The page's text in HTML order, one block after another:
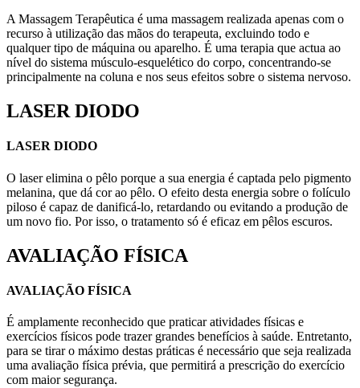
A Massagem Terapêutica é uma massagem realizada apenas com o
recurso à utilização das mãos do terapeuta, excluindo todo e
qualquer tipo de máquina ou aparelho. É uma terapia que actua ao
nível do sistema músculo-esquelético do corpo, concentrando-se
principalmente na coluna e nos seus efeitos sobre o sistema nervoso.
LASER DIODO
LASER DIODO
O laser elimina o pêlo porque a sua energia é captada pelo pigmento
melanina, que dá cor ao pêlo. O efeito desta energia sobre o folículo
piloso é capaz de danificá-lo, retardando ou evitando a produção de
um novo fio. Por isso, o tratamento só é eficaz em pêlos escuros.
AVALIAÇÃO FÍSICA
AVALIAÇÃO FÍSICA
É amplamente reconhecido que praticar atividades físicas e
exercícios físicos pode trazer grandes benefícios à saúde. Entretanto,
para se tirar o máximo destas práticas é necessário que seja realizada
uma avaliação física prévia, que permitirá a prescrição do exercício
com maior segurança.